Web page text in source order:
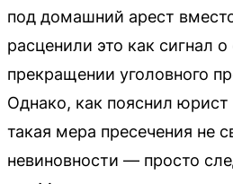
под домашний арест
расценили это как сигнал
прекращении уголовного
Однако, как пояснил
такая мера пресечения не
невиновности — просто